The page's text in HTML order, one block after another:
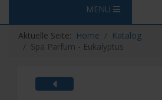
MENU
Aktuelle Seite: Home
Katalog
Spa Parfum - Eukalyptus